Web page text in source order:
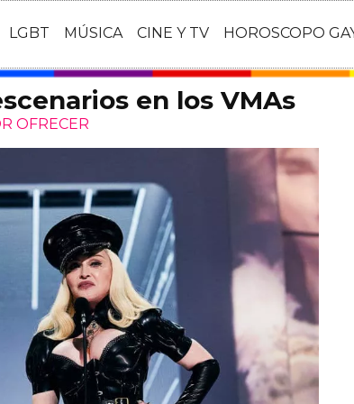
LGBT MÚSICA CINE Y TV HOROSCOPO
en los VMAs
OFRECER